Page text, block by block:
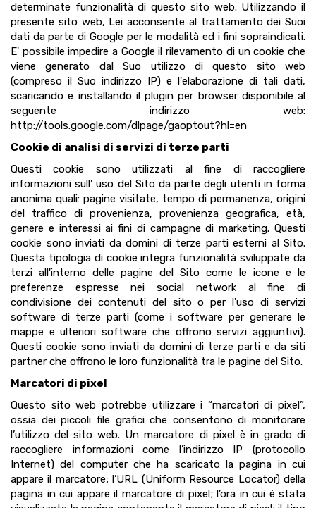
determinate funzionalità di questo sito web. Utilizzando il
presente sito web, Lei acconsente al trattamento dei Suoi
dati da parte di Google per le modalità ed i fini sopraindicati.
E' possibile impedire a Google il rilevamento di un cookie che
viene generato dal Suo utilizzo di questo sito web
(compreso il Suo indirizzo IP) e l'elaborazione di tali dati,
scaricando e installando il plugin per browser disponibile al
seguente indirizzo web:
http://tools.google.com/dlpage/gaoptout?hl=en
Cookie di analisi di servizi di terze parti
Questi cookie sono utilizzati al fine di raccogliere
informazioni sull' uso del Sito da parte degli utenti in forma
anonima quali: pagine visitate, tempo di permanenza, origini
del traffico di provenienza, provenienza geografica, età,
genere e interessi ai fini di campagne di marketing. Questi
cookie sono inviati da domini di terze parti esterni al Sito.
Questa tipologia di cookie integra funzionalità sviluppate da
terzi all'interno delle pagine del Sito come le icone e le
preferenze espresse nei social network al fine di
condivisione dei contenuti del sito o per l'uso di servizi
software di terze parti (come i software per generare le
mappe e ulteriori software che offrono servizi aggiuntivi).
Questi cookie sono inviati da domini di terze parti e da siti
partner che offrono le loro funzionalità tra le pagine del Sito.
Marcatori di pixel
Questo sito web potrebbe utilizzare i “marcatori di pixel”,
ossia dei piccoli file grafici che consentono di monitorare
l’utilizzo del sito web. Un marcatore di pixel è in grado di
raccogliere informazioni come l’indirizzo IP (protocollo
Internet) del computer che ha scaricato la pagina in cui
appare il marcatore; l’URL (Uniform Resource Locator) della
pagina in cui appare il marcatore di pixel; l’ora in cui è stata